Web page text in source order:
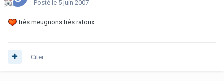
Posté le 5 juin 2007
très meugnons très ratoux
Citer